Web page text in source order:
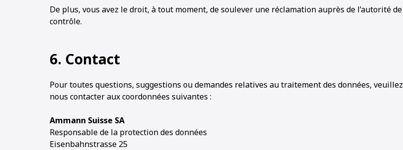
De plus, vous avez le droit, à tout moment, de soulever une réclamation auprès de l’autorité de
contrôle.
6. Contact
Pour toutes questions, suggestions ou demandes relatives au traitement des données, veuillez
nous contacter aux coordonnées suivantes :
Ammann Suisse SA
Responsable de la protection des données
Eisenbahnstrasse 25